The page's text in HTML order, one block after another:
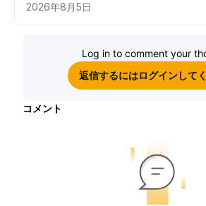
2026年8月5日
Log in to comment your
返信するにはログインして
コメント